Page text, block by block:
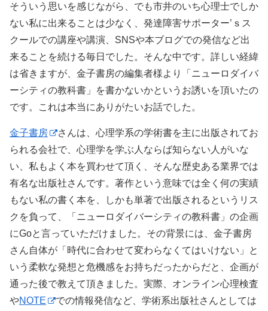
そういう思いを感じながら、でも市井のいち心理士でしか
ない私に出来ることは少なく、発達障害サポーター’ｓス
クールでの講座や講演、SNSや本ブログでの発信など出
来ることを続ける毎日でした。そんな中です。詳しい経緯
は省きますが、金子書房の編集者様より「ニューロダイバ
ーシティの教科書」を書かないかというお誘いを頂いたの
です。これは本当にありがたいお話でした。
金子書房
さんは、心理学系の学術書を主に出版されてお
られる会社で、心理学を学ぶ人ならば知らない人がいな
い、私もよく本を買わせて頂く、そんな歴史ある業界では
有名な出版社さんです。著作という意味では全く何の実績
もない私の書く本を、しかも単著で出版されるというリス
クを負って、「ニューロダイバーシティの教科書」の企画
にGoと言っていただけました。その背景には、金子書房
さん自体が「時代に合わせて変わらなくてはいけない」と
いう柔軟な発想と危機感をお持ちだったからだと、企画が
通った後で教えて頂きました。実際、オンライン心理検査
やNOTE
での情報発信など、学術系出版社さんとしては